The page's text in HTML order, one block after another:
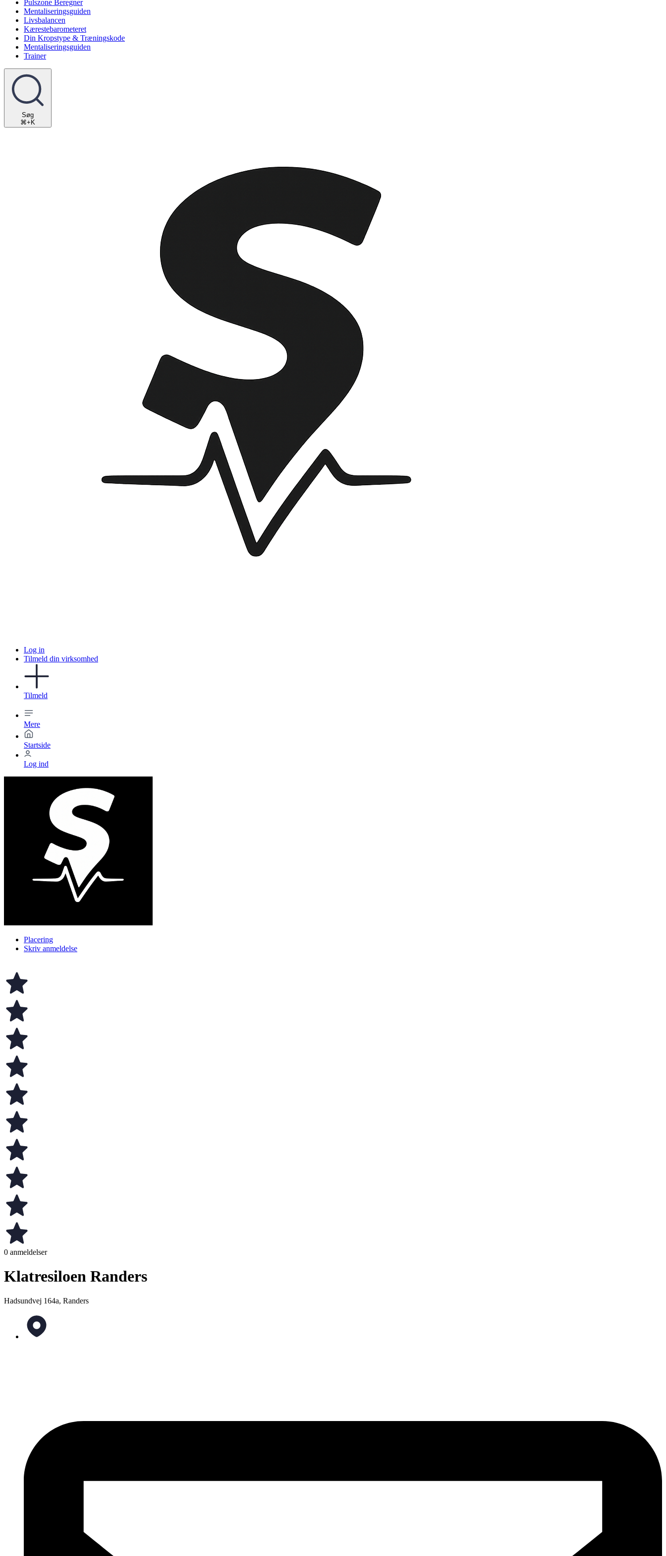
Pulszone Beregner
Mentaliseringsguiden
Livsbalancen
Kærestebarometeret
Din Kropstype & Træningskode
Mentaliseringsguiden
Trainer
Søg
⌘+K
Log in
Tilmeld din virksomhed
Tilmeld
Mere
Startside
Log ind
Placering
Skriv anmeldelse
0 anmeldelser
Klatresiloen Randers
Hadsundvej 164a, Randers